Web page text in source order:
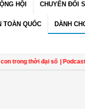
HỘI CHUYỂN ĐỔI
TOÀN QUỐC DÀNH
trong thời đại số | Podcast: